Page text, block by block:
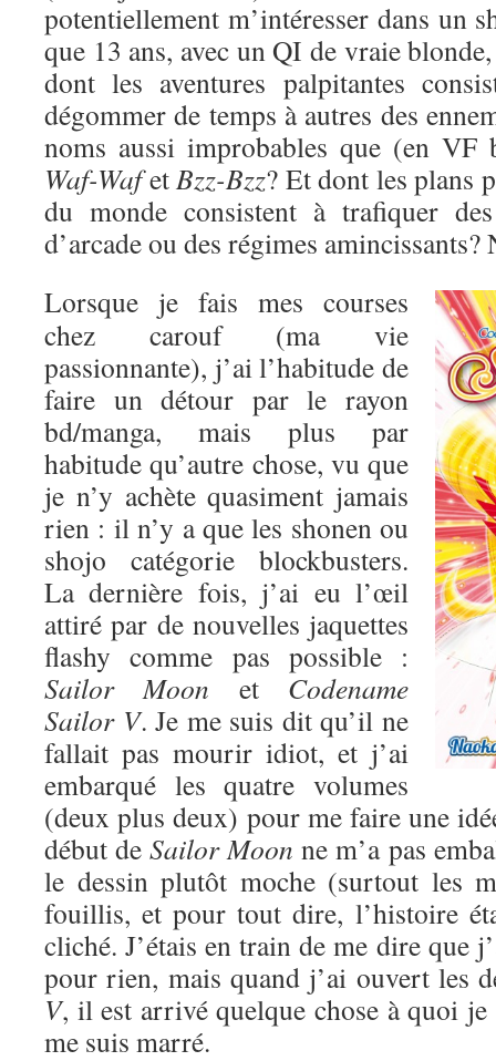
potentiellement m’intéresser dans un
que 13 ans, avec un QI de vraie
dont les aventures palpitantes
dégommer de temps à autres des
noms aussi improbables que (en
Waf-WafetBzz-Bzz? Et dont les plans
du monde consistent à trafiquer
d’arcade ou des régimes
Lorsque je fais mes courses
chez carouf (ma vie
passionnante), j’ai l’habitude de
faire un détour par le rayon
bd/manga, mais plus par
habitude qu’autre chose, vu que
je n’y achète quasiment jamais
rien : il n’y a que les shonen ou
shojo catégorie blockbusters.
La dernière fois, j’ai eu l’œil
attiré par de nouvelles jaquettes
flashy comme pas possible :
Sailor Moon et Codename
Sailor V. Je me suis dit qu’il ne
fallait pas mourir idiot, et j’ai
embarqué les quatre volumes
(deux plus deux) pour me faire une
début deSailor Moon ne m’a pas
le dessin plutôt moche (surtout les
fouillis, et pour tout dire, l’histoire
cliché. J’étais en train de me dire que
pour rien, mais quand j’ai ouvert les
V, il est arrivé quelque chose à quoi je
me suis marré.